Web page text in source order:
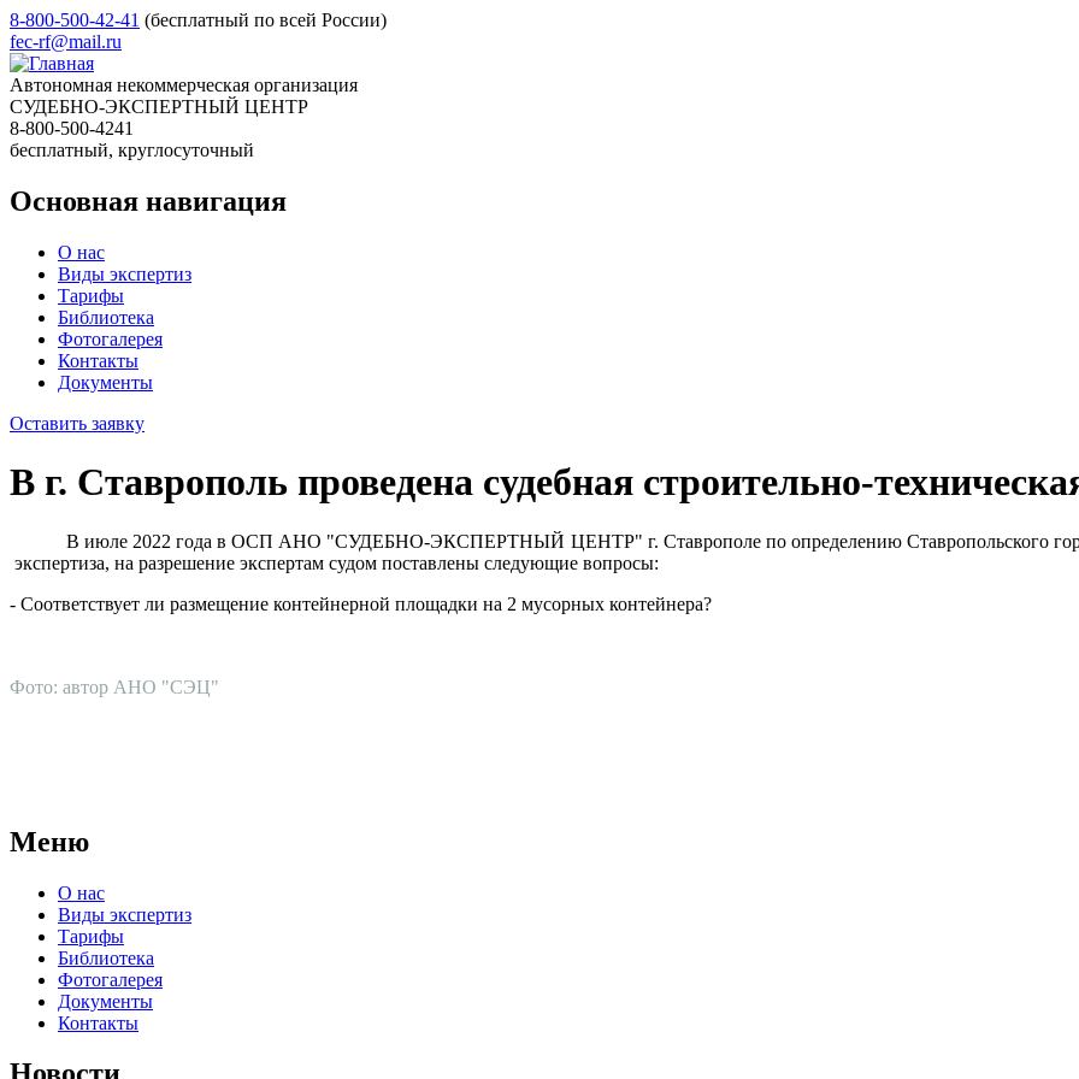
8-800-500-42-41 (бесплатный по всей России)
fec-rf@mail.ru
Автономная некоммерческая организация
СУДЕБНО-ЭКСПЕРТНЫЙ ЦЕНТР
8-800-500-4241
бесплатный, круглосуточный
Основная навигация
О нас
Виды экспертиз
Тарифы
Библиотека
Фотогалерея
Контакты
Документы
Оставить заявку
В г. Ставрополь проведена судебная строительно-
В июле 2022 года в ОСП АНО "СУДЕБНО-ЭКСПЕРТНЫЙ ЦЕНТР" г. Ставрополе по определению Ставропольского
экспертиза, на разрешение экспертам судом поставлены следующие вопросы:
- Соответствует ли размещение контейнерной площадки на 2 мусорных контейнера?
Фото: автор АНО "СЭЦ"
Меню
О нас
Виды экспертиз
Тарифы
Библиотека
Фотогалерея
Документы
Контакты